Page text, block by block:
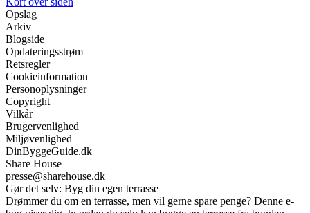
Opslag
Arkiv
Blogside
Opdateringsstrøm
Retsregler
Cookieinformation
Personoplysninger
Copyright
Vilkår
Brugervenlighed
Miljøvenlighed
DinByggeGuide.dk
Share House
presse@sharehouse.dk
Gør det selv: Byg din egen terrasse
Drømmer du om en terrasse, men vil gerne spare penge? Denne e-